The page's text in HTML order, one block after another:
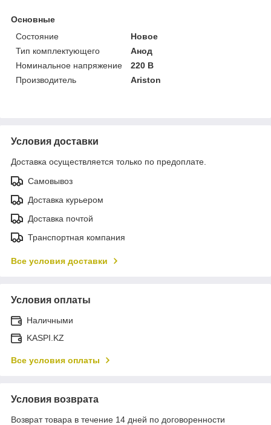
Основные
Состояние
Новое
Тип комплектующего
Анод
Номинальное напряжение
220 В
Производитель
Ariston
Условия доставки
Доставка осуществляется только по предоплате.
Самовывоз
Доставка курьером
Доставка почтой
Транспортная компания
Все условия доставки
Условия оплаты
Наличными
KASPI.KZ
Все условия оплаты
Условия возврата
Возврат товара в течение 14 дней по договоренности